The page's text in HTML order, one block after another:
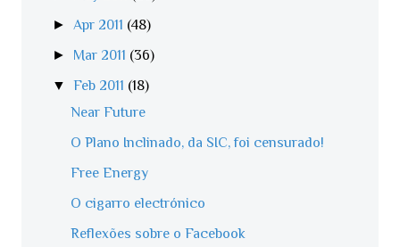
► Apr 2011 (48)
► Mar 2011 (36)
▼Feb 2011 (18)
Near Future
O Plano Inclinado, da SIC, foi censurado!
Free Energy
O cigarro electrónico
Reflexões sobre o Facebook